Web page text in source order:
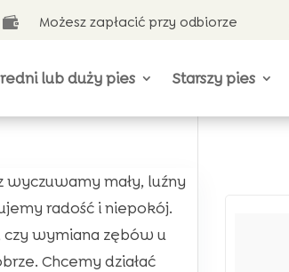
 Możesz zapłacić przy odbiorze
lub duży pies Starszy pies
wyczuwamy mały, luźny
radość i niepokój.
czy wymiana zębów u
Chcemy działać